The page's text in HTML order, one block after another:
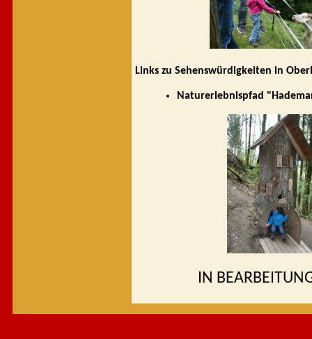
Links zu Sehenswürdigkeiten in
Naturerlebnispfad
IN